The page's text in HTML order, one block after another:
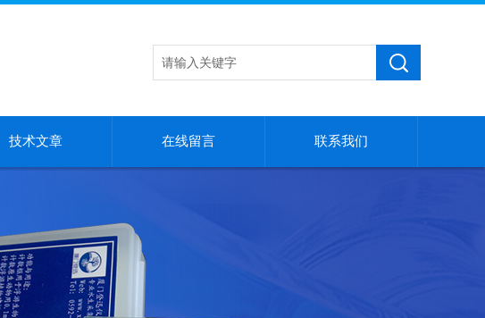
技术文章 在线留言 联系我们